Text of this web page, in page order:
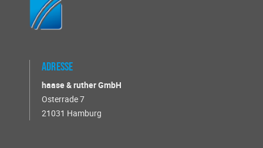
Adresse
haase & ruther GmbH
Osterrade 7
21031 Hamburg